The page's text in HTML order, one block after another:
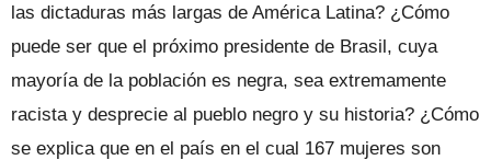
las dictaduras más largas de América Latina? ¿Cómo
puede ser que el próximo presidente de Brasil, cuya
mayoría de la población es negra, sea extremamente
racista y desprecie al pueblo negro y su historia? ¿Cómo
se explica que en el país en el cual 167 mujeres son